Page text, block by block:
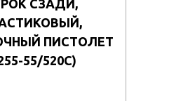
СЗАДИ,
ПИСТОЛЕТ
55/520C)